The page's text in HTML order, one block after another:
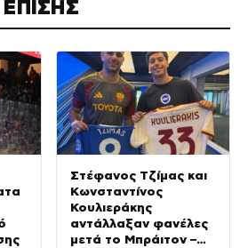
Στέφανος Τζίμας και
Κωνσταντίνος
Κουλιεράκης
αντάλλαξαν φανέλες
μετά το Μπράιτον –